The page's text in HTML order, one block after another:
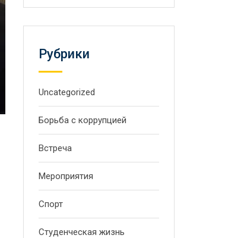
Рубрики
Uncategorized
Борьба с коррупцией
Встреча
Мероприятия
Спорт
Студенческая жизнь